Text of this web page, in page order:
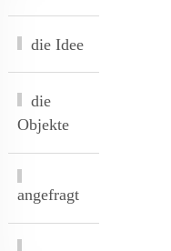
die Idee
die
Objekte
angefragt